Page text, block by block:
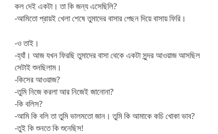
কল দেই একটা। তা কি জন্য এসেছিলি?
-আমিতো প্রায়ই খেলা শেষে তুমাদের বাসার পেছন দিয়ে বাসায় ফিরি।
-ও তাই।
-হ্যাঁ। আজ যখন ফিরছি তুমাদের বাসা থেকে একটা সুন্দর আওয়াজ আসছিল
সেটাই শুনছিলাম।
-কিসের আওয়াজ?
-তুমি নিজে করলা আর নিজেই জানোনা?
-কি বলিস?
-আমি কি বলি তা তুমি ভালমতো জান। তুমি কি আমাকে কচি খোকা ভাব?
-তুই কি শুনতে কি শুনেছিস!